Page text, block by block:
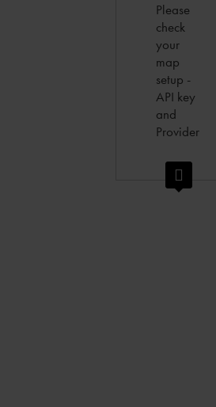
Please
check
your
map
setup -
API key
and
Provider